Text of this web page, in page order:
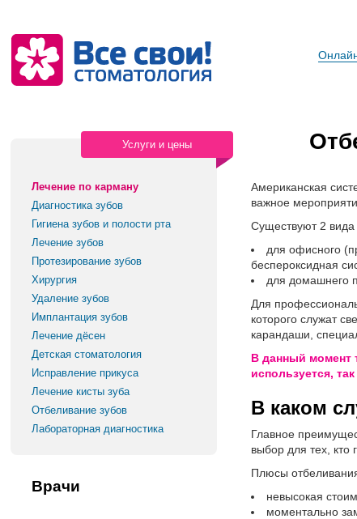
Услуги и цены
Лечение по карману
Диагностика зубов
Гигиена зубов и полости рта
Лечение зубов
Протезирование зубов
Хирургия
Удаление зубов
Имплантация зубов
Лечение дёсен
Детская стоматология
Исправление прикуса
Лечение кисты зуба
Отбеливание зубов
Лабораторная диагностика
Врачи
Американская
важное
Существуют 2 вида
для офисного
беспероксидная
для домашнего
Для
которого служат
карандаши,
В данный момент
используется,
В каком
Главное
выбор для тех, кто
Плюсы
невысокая
моментально